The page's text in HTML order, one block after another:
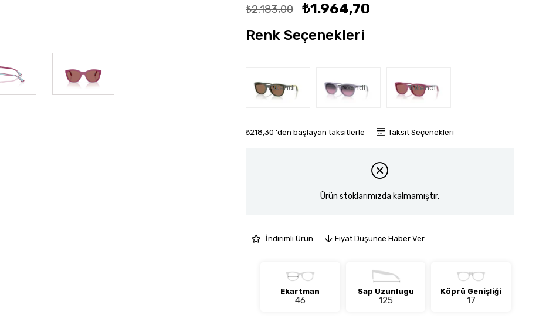
₺2.183,00
₺1.964,70
Renk Seçenekleri
Tükendi Tükendi Tükendi
₺218,30 'den başlayan taksitlerle Taksit Seçenekleri
Ürün stoklarımızda kalmamıştır.
İndirimli Ürün Fiyat Düşünce Haber Ver
Ekartman
46
Sap Uzunlugu
125
Köprü Genişliği
17